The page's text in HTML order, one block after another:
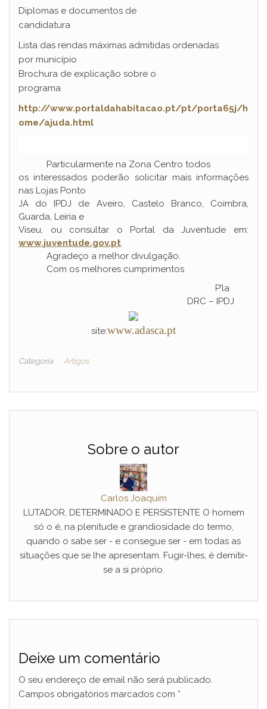
Diplomas e documentos de
candidatura
Lista das rendas máximas admitidas ordenadas
por município
Brochura de explicação sobre o
programa
http://www.portaldahabitacao.pt/pt/porta65j/h
ome/ajuda.html
Particularmente na Zona Centro todos
os interessados poderão solicitar mais informações
nas Lojas Ponto
JA do IPDJ de Aveiro, Castelo Branco, Coimbra,
Guarda, Leiria e
Viseu, ou consultar o Portal da Juventude em:
www.juventude.gov.pt.
Agradeço a melhor divulgação.
Com os melhores cumprimentos
P’la
DRC – IPDJ
site:www.adasca.pt
Categoria Artigos
Sobre o autor
Carlos Joaquim
LUTADOR, DETERMINADO E PERSISTENTE O homem
só o é, na plenitude e grandiosidade do termo,
quando o sabe ser - e consegue ser - em todas as
situações que se lhe apresentam. Fugir-lhes, é demitir-
se a si próprio.
Deixe um comentário
O seu endereço de email não será publicado.
Campos obrigatórios marcados com *